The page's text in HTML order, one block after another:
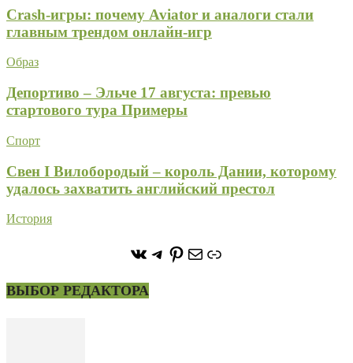
Crash-игры: почему Aviator и аналоги стали
главным трендом онлайн-игр
Образ
Депортиво – Эльче 17 августа: превью
стартового тура Примеры
Спорт
Свен I Вилобородый – король Дании, которому
удалось захватить английский престол
История
https://vk.com/
https://t.me/stoneforest
https://
ПочтаСсылка
ВЫБОР РЕДАКТОРА